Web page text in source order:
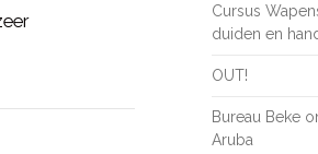
Cursus
duiden en
OUT!
Bureau Beke
Aruba